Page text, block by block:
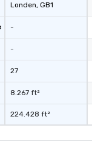
Londen, GB1
-
-
27
8.267 ft²
224.428 ft²